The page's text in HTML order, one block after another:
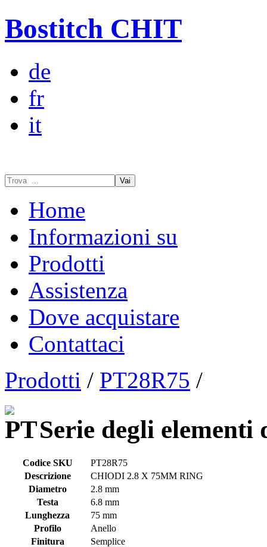
Bostitch CHIT
de
fr
it
Vai
Home
Informazioni su
Prodotti
Assistenza
Dove acquistare
Contattaci
Prodotti / PT28R75 /
Serie degli elementi
Codice SKU
PT28R75
Descrizione
CHIODI 2.8 X 75MM RING
Diametro
2.8 mm
Testa
6.8 mm
Lunghezza
75 mm
Profilo
Anello
Finitura
Semplice